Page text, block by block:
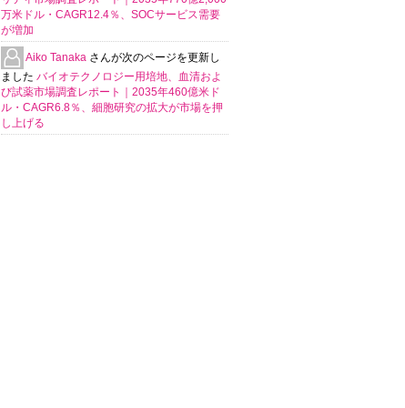
万米ドル・CAGR12.4％、SOCサービス需要
が増加
Aiko Tanaka さんが次のページを更新し
ました バイオテクノロジー用培地、血清およ
び試薬市場調査レポート｜2035年460億米ド
ル・CAGR6.8％、細胞研究の拡大が市場を押
し上げる